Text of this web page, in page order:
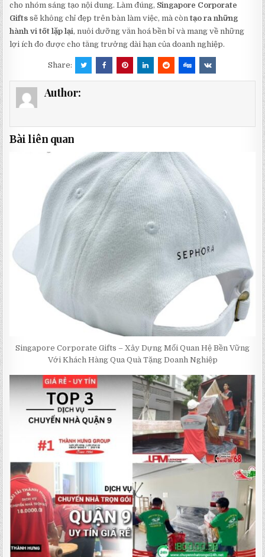
cho nhóm sáng tạo nội dung. Làm đúng, Singapore Corporate
Gifts sẽ không chỉ đẹp trên bàn làm việc, mà còntạo ra những
hành vi tốt lặp lại, nuôi dưỡng văn hoá bền bỉ và mang về những
lợi ích đo được cho tăng trưởng dài hạn của doanh nghiệp.
Share:
Author:
Bài liên quan
Singapore Corporate Gifts – Xây Dựng Mối Quan Hệ Bền Vững
Với Khách Hàng Qua Quà Tặng Doanh Nghiệp